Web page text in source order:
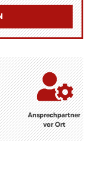
Ansprechpartner
vor Ort